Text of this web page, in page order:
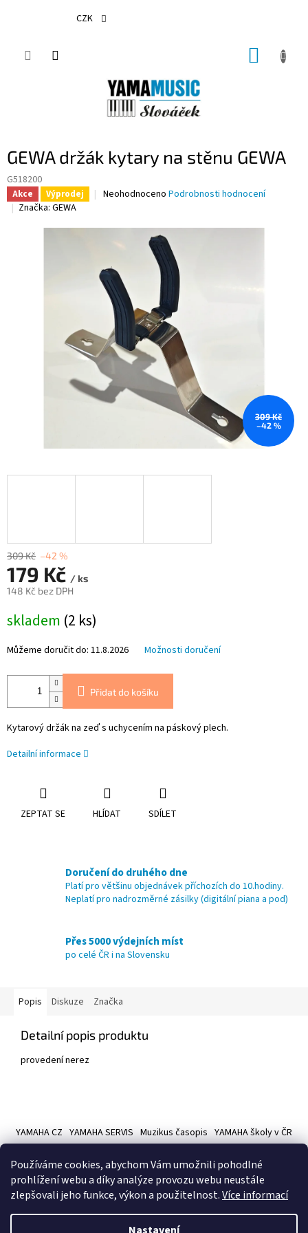
Používáme cookies, abychom Vám umožnili pohodlné
prohlížení webu a díky analýze provozu webu neustále
zlepšovali jeho funkce, výkon a použitelnost.Více informací
CZK
GEWA držák kytary na stěnu GEWA
G518200
Akce Výprodej
Průměrné
je
5
hvězdiček.
Neohodnoceno Podrobnosti hodnocení
Značka: GEWA
309 Kč
–42 %
309 Kč –42 %
179 Kč / ks
148 Kč bez DPH
cena:
skladem (2 ks)
Můžeme doručit do: 11.8.2026 Možnosti doručení
Přidat do košíku
Kytarový držák na zeď s uchycením na páskový plech.
Detailní informace
ZEPTAT SE HLÍDAT SDÍLET
Doručení do druhého dne
Platí pro většinu objednávek příchozích do 10.hodiny.
Neplatí pro nadrozměrné zásilky (digitální piana a pod)
Přes 5000 výdejních míst
po celé ČR i na Slovensku
Popis Diskuze Značka
Detailní popis produktu
provedení nerez
p
YAMAHA CZ YAMAHA SERVIS Muzikus časopis YAMAHA školy v ČR